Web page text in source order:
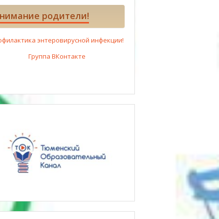
родители!
энтеровирусной инфекции!
Группа ВКонтакте